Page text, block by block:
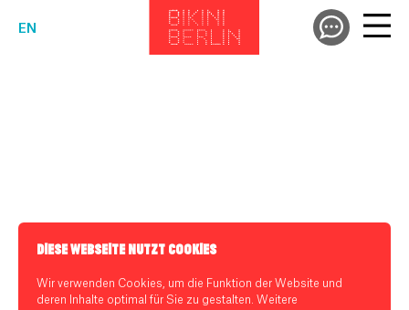
EN
DIESE WEBSEITE NUTZT COOKIES
Wir verwenden Cookies, um die Funktion der Website und
deren Inhalte optimal für Sie zu gestalten. Weitere